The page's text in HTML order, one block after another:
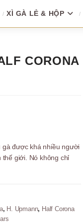
XÌ GÀ LẺ & HỘP
CORONA
gà được khá nhiều người
giới. Nó không chỉ
, H. Upmann, Half Corona